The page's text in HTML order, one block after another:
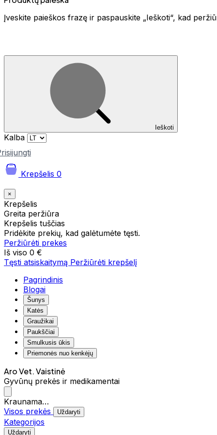
Įveskite paieškos frazę ir paspauskite „Ieškoti“, kad
Ieškoti
Kalba
Krepšelis 0
×
Krepšelis
Greita peržiūra
Krepšelis tuščias
Pridėkite prekių, kad galėtumėte tęsti.
Peržiūrėti prekes
Iš viso 0 €
Tęsti atsiskaitymą Peržiūrėti krepšelį
Pagrindinis
Blogai
Šunys
Katės
Graužikai
Paukščiai
Smulkusis ūkis
Priemonės nuo kenkėjų
Aro Vet. Vaistinė
Gyvūnų prekės ir medikamentai
Kraunama…
Visos prekės
Uždaryti
Kategorijos
Uždaryti